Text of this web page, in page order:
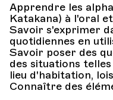
Apprendre les
Katakana) à l'oral
Savoir s'exprimer
quotidiennes en
Savoir poser des
des situations
lieu d'habitation,
Connaître des